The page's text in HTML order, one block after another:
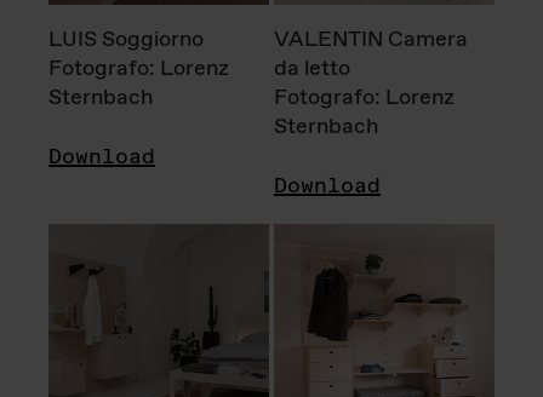
LUIS Soggiorno
Fotografo: Lorenz
Sternbach
Download
VALENTIN Camera
da letto
Fotografo: Lorenz
Sternbach
Download